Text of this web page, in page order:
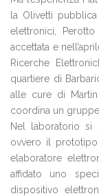
la Olivetti
elettronici,
accettata e
Ricerche
quartiere di
alle cure di Martin
coordina un
Nel laboratorio si
ovvero il
elaboratore
affidato uno
dispositivo